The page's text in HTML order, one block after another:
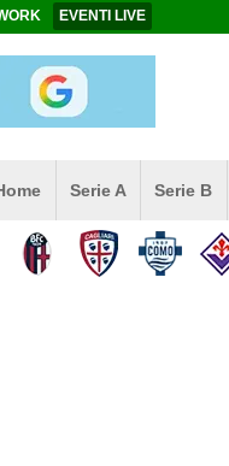
EVENTI LIVE
Serie A Serie B